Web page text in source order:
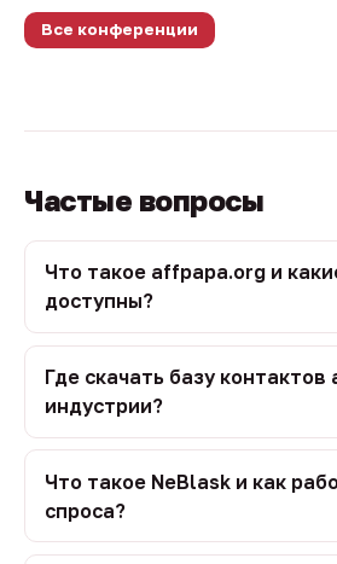
Все конференции
Частые вопросы
Что такое affpapa.org и
доступны?
Где скачать базу
индустрии?
Что такое NeBlask и как
спроса?